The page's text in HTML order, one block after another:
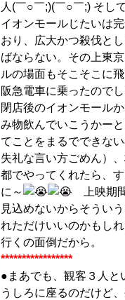
人(￣○￣;)(￣○￣;) そし
イオンモールじたいは
おり、広大かつ殺伐と
ばならない。その上東
ルの場面もそこそこに
阪急電車に乗ったので
閉店後のイオンモール
み物飲んでいこうかー
てことをまるでできな
失礼な言い方ごめん）
都でやってくれたら、
に～
上映期
見込めないからそうい
れただけいいのかもし
行くの面倒だから。
*****************
●まあでも、観客３人と
うしろに座るのだけど